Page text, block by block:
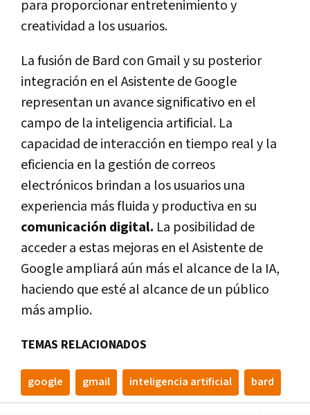
para proporcionar entretenimiento y
creatividad a los usuarios.
La fusión de Bard con Gmail y su posterior
integración en el Asistente de Google
representan un avance significativo en el
campo de la inteligencia artificial. La
capacidad de interacción en tiempo real y la
eficiencia en la gestión de correos
electrónicos brindan a los usuarios una
experiencia más fluida y productiva en su
comunicación digital. La posibilidad de
acceder a estas mejoras en el Asistente de
Google ampliará aún más el alcance de la IA,
haciendo que esté al alcance de un público
más amplio.
TEMAS RELACIONADOS
google gmail inteligencia artificial bard